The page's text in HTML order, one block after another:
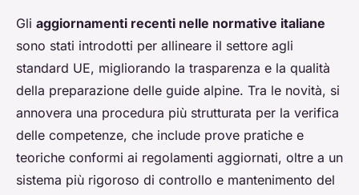
Gli aggiornamenti recenti nelle normative italiane
sono stati introdotti per allineare il settore agli
standard UE, migliorando la trasparenza e la qualità
della preparazione delle guide alpine. Tra le novità, si
annovera una procedura più strutturata per la verifica
delle competenze, che include prove pratiche e
teoriche conformi ai regolamenti aggiornati, oltre a un
sistema più rigoroso di controllo e mantenimento del